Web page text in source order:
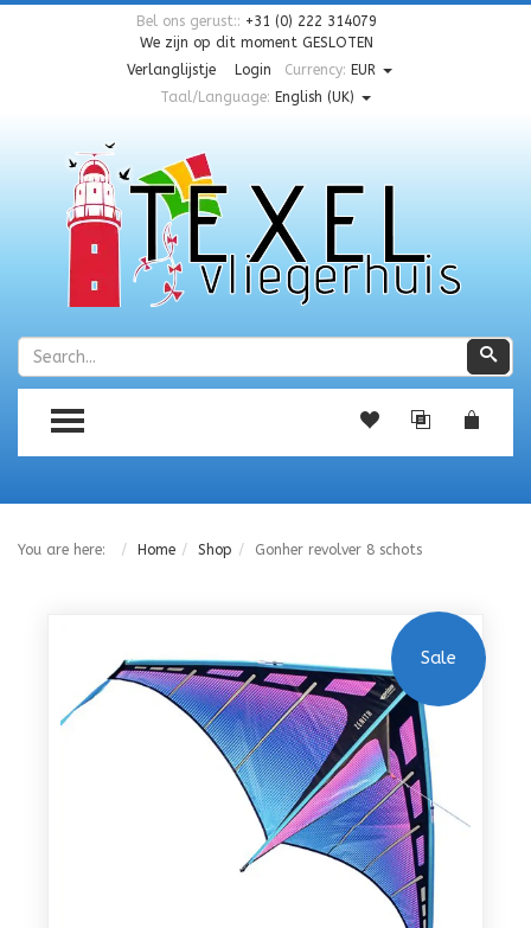
Bel ons gerust:: +31 (0) 222 314079
We zijn op dit moment GESLOTEN
Verlanglijstje
Login Currency: EUR
Taal/Language: English (UK)
Zoeken
TOGGLE MENU
You are here: Home Shop Gonher revolver 8 schots
Sale